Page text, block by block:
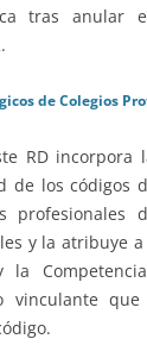
tras anular
de Colegios
RD incorpora
de los códigos
profesionales
y la atribuye
la
vinculante